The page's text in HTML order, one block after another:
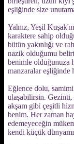
eşliğinde size
Yalnız, Yeşil
karaktere sahip
bütün yakınlığı ve
nazik olduğumu
benimle olduğunuza
manzaralar eşliğinde
Eğlence dolu,
ulaşabilirsin. Gezinti,
akşam gibi çeşitli
benim. Her zaman
edemeyeceğin
kendi küçük